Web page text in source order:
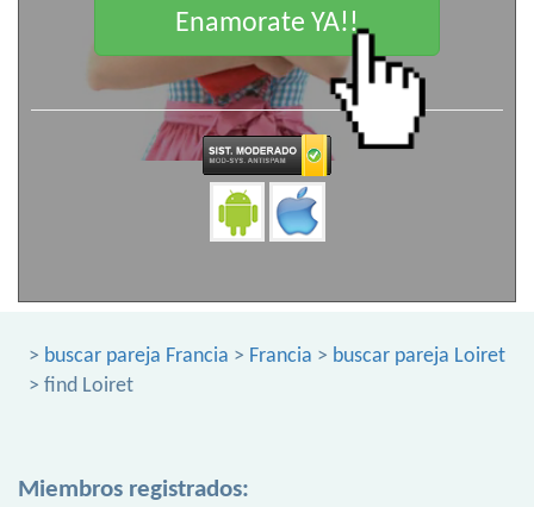
Enamorate YA!!
> buscar pareja Francia > Francia > buscar pareja Loiret
> find Loiret
Miembros registrados: